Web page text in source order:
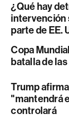
¿Qué hay
intervención
parte de EE.
Copa
batalla de
Trump
"mantendrá
controlará